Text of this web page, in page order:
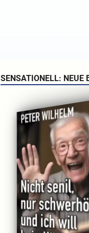
SENSATIONELL: NEUE